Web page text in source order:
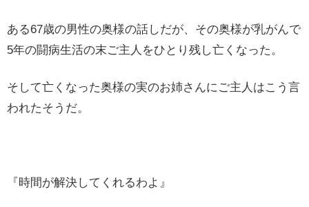
ある67歳の男性の奥様の話しだが、その奥様が乳がんで
5年の闘病生活の末ご主人をひとり残し亡くなった。
そして亡くなった奥様の実のお姉さんにご主人はこう言
われたそうだ。
『時間が解決してくれるわよ』